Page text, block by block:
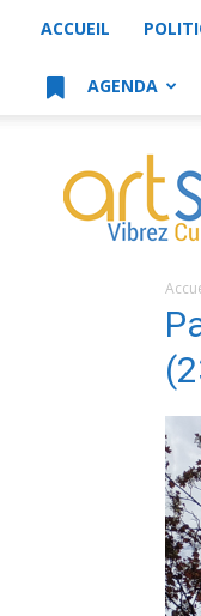
ACCUEIL
AGENDA
artsixMic